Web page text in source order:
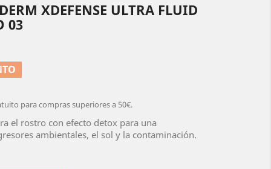
XDEFENSE ULTRA FLUID
03
para compras superiores a 50€.
el rostro con efecto detox para una
ambientales, el sol y la contaminación.